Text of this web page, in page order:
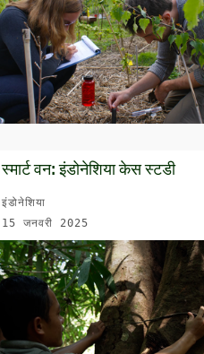
स्मार्ट वन: इंडोनेशिया केस स्टडी
इंडोनेशिया
15 जनवरी 2025